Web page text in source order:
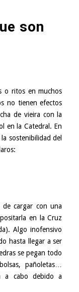
son
o ritos en muchos
no tienen efectos
de vieira con la
en la Catedral. En
sostenibilidad del
cargar con una
en la Cruz
Algo inofensivo
hasta llegar a ser
se pegan todo
pañoletas…
a cabo debido a